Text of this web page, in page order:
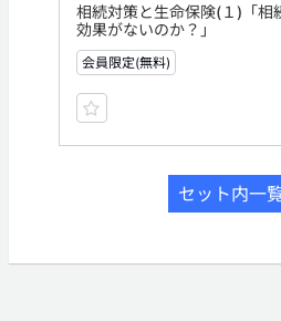
相続対策と生命保険(１)「相
効果がないのか？」
会員限定(無料)
セット内一